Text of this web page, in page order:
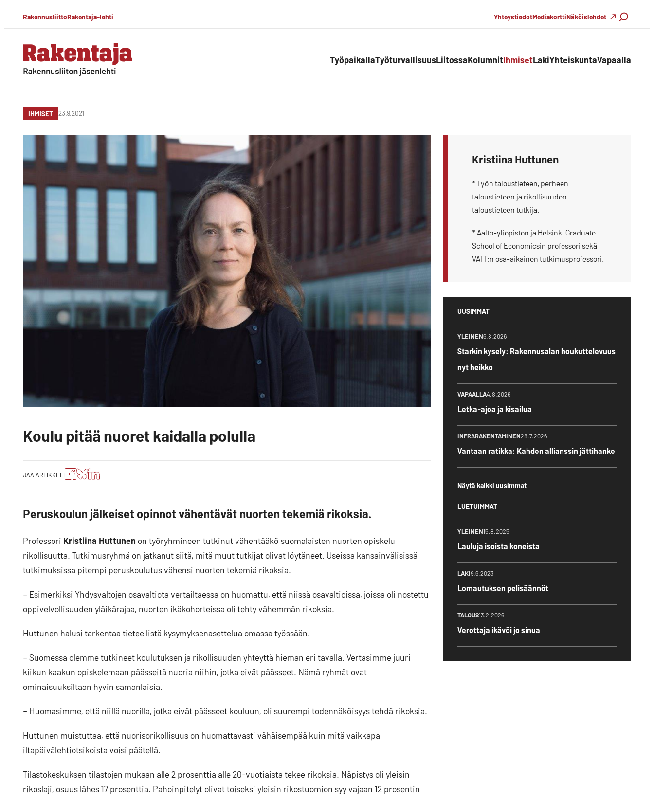
Siirry
suoraan
sisältöön
RakennusliittoRakentaja-lehti YhteystiedotMediakorttiNäköislehdet
Haku
Rakentaja-lehti TyöpaikallaTyöturvallisuusLiitossaKolumnitIhmisetLakiYhteiskuntaVapaalla
IHMISET 23.9.2021
Koulu pitää nuoret kaidalla polulla
JAA ARTIKKELI
Jaa
artikkeli
Jaa
artikkeli
Jako:
Jaa
Peruskoulun jälkeiset opinnot vähentävät nuorten tekemiä rikoksia.
Professori Kristiina Huttunen on työryhmineen tutkinut vähentääkö suomalaisten nuorten opiskelu
rikollisuutta. Tutkimusryhmä on jatkanut siitä, mitä muut tutkijat olivat löytäneet. Useissa kansainvälisissä
tutkimuksissa pitempi peruskoulutus vähensi nuorten tekemiä rikoksia.
– Esimerkiksi Yhdysvaltojen osavaltiota vertailtaessa on huomattu, että niissä osavaltioissa, joissa oli nostettu
oppivelvollisuuden yläikärajaa, nuorten ikäkohorteissa oli tehty vähemmän rikoksia.
Huttunen halusi tarkentaa tieteellistä kysymyksenasettelua omassa työssään.
– Suomessa olemme tutkineet koulutuksen ja rikollisuuden yhteyttä hieman eri tavalla. Vertasimme juuri
kiikun kaakun opiskelemaan päässeitä nuoria niihin, jotka eivät päässeet. Nämä ryhmät ovat
ominaisuuksiltaan hyvin samanlaisia.
– Huomasimme, että niillä nuorilla, jotka eivät päässeet kouluun, oli suurempi todennäköisyys tehdä rikoksia.
Huttunen muistuttaa, että nuorisorikollisuus on huomattavasti vähäisempää kuin mitä vaikkapa
iltapäivälehtiotsikoista voisi päätellä.
Tilastokeskuksen tilastojen mukaan alle 2 prosenttia alle 20-vuotiaista tekee rikoksia. Näpistys oli yleisin
rikoslaji, osuus lähes 17 prosenttia. Pahoinpitelyt olivat toiseksi yleisin rikostuomion syy vajaan 12 prosentin
Kristiina Huttunen
* Työn taloustieteen, perheen
taloustieteen ja rikollisuuden
taloustieteen tutkija.
* Aalto-yliopiston ja Helsinki Graduate
School of Economicsin professori sekä
VATT:n osa-aikainen tutkimusprofessori.
UUSIMMAT
YLEINEN6.8.2026
Starkin kysely: Rakennusalan houkuttelevuus
nyt heikko
VAPAALLA4.8.2026
Letka-ajoa ja kisailua
INFRARAKENTAMINEN28.7.2026
Vantaan ratikka: Kahden allianssin jättihanke
Näytä kaikki uusimmat
LUETUIMMAT
YLEINEN15.8.2025
Lauluja isoista koneista
LAKI9.6.2023
Lomautuksen pelisäännöt
TALOUS13.2.2026
Verottaja ikävöi jo sinua